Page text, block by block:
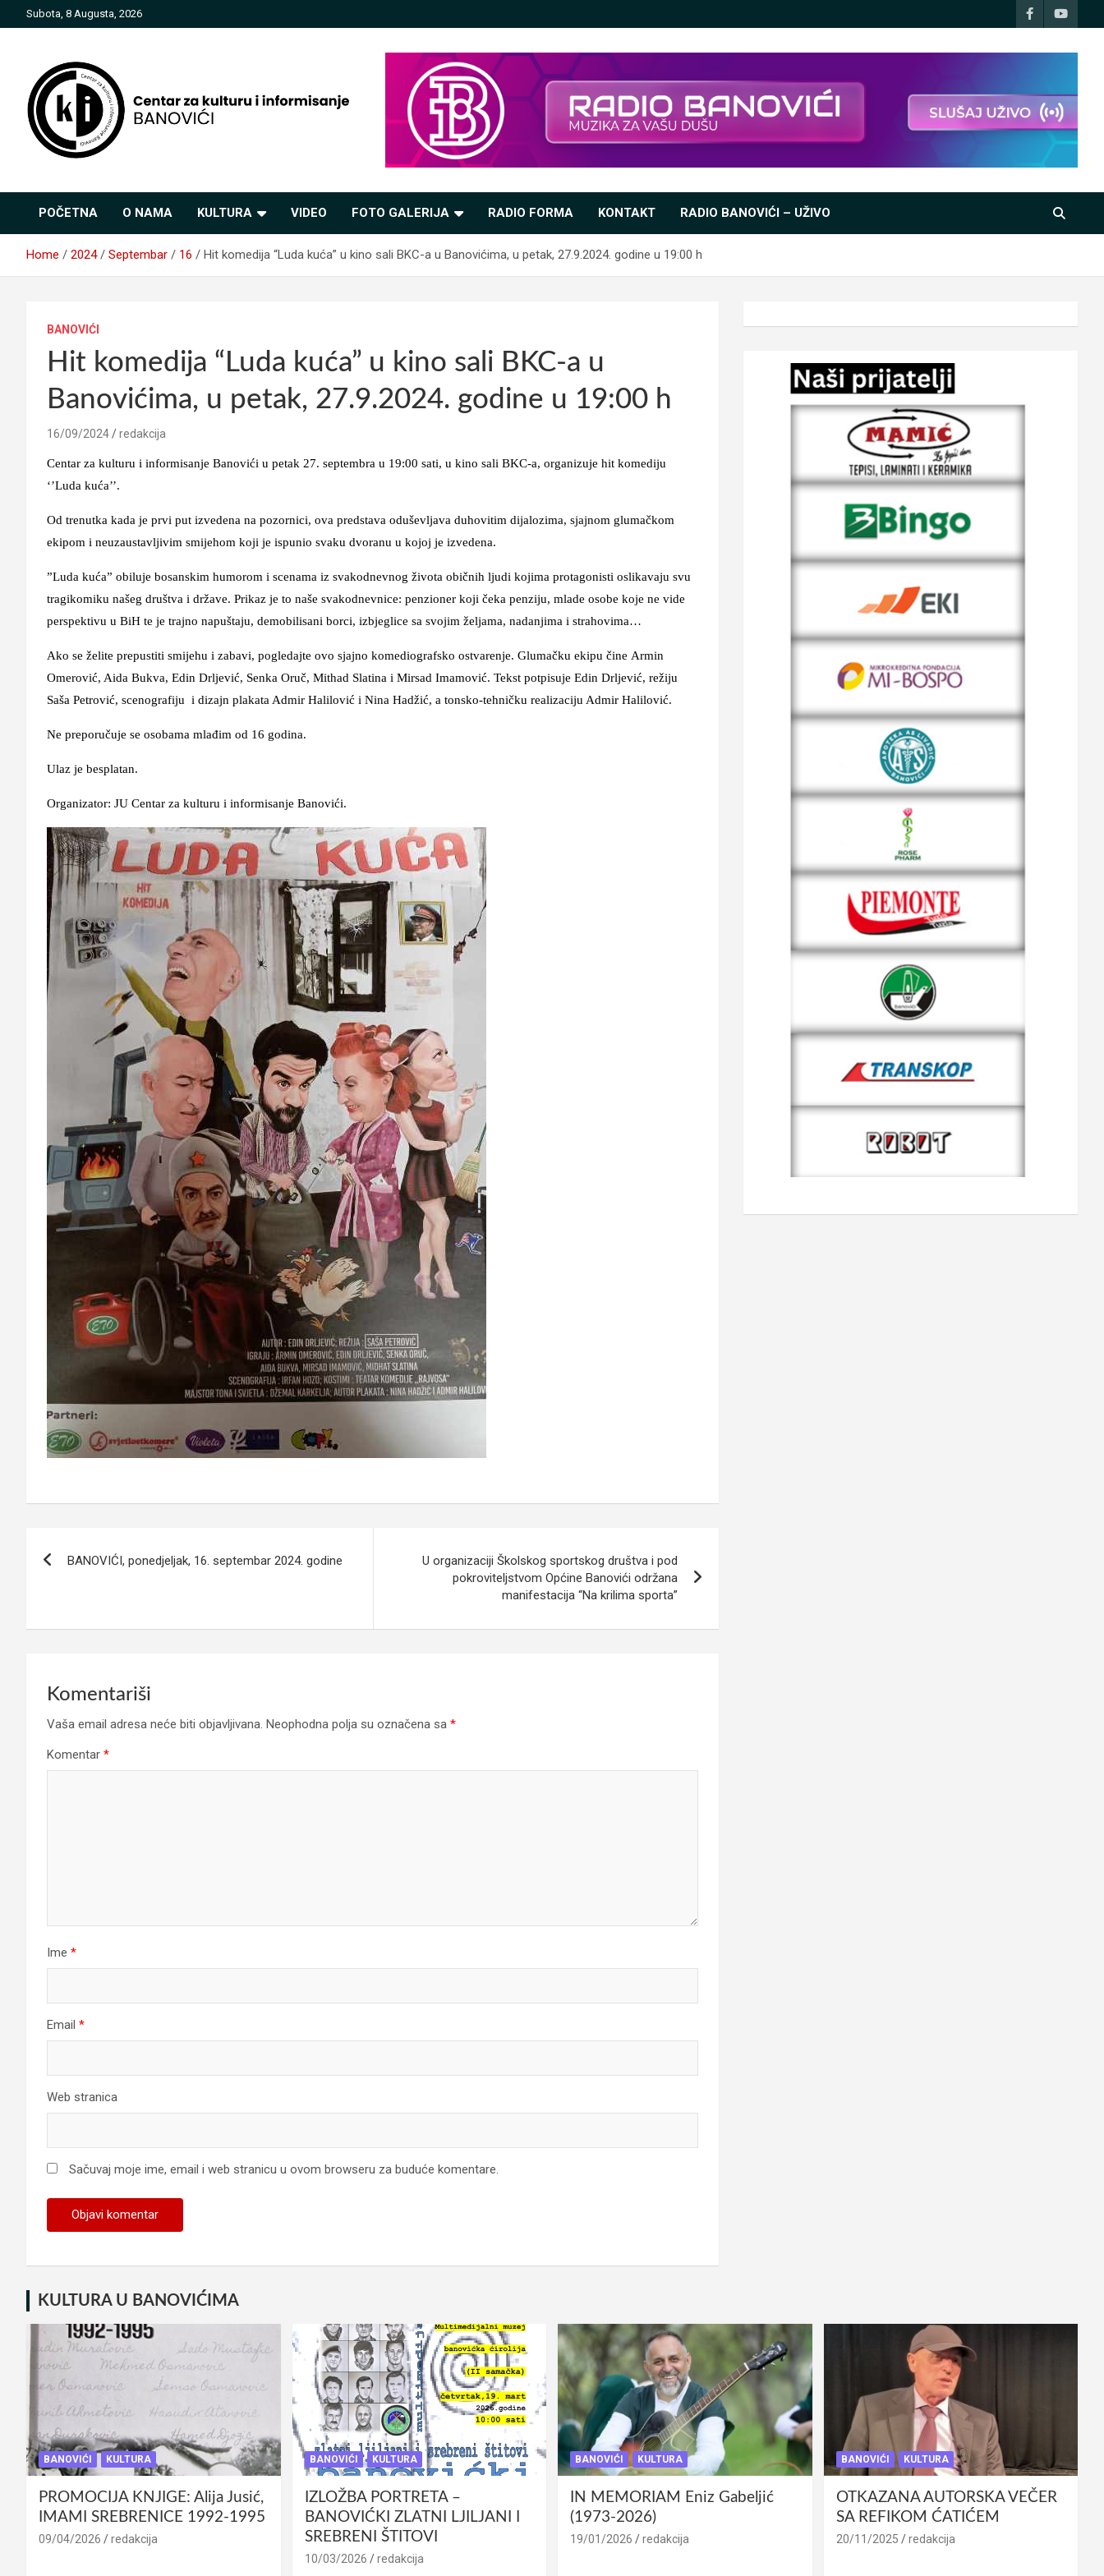
to
Subota, 8 Augusta, 2026
informisanje Banovići
POČETNA O NAMA KULTURA VIDEO FOTO GALERIJA RADIO FORMA KONTAKT RADIO BANOVIĆI – UŽIVO
Home 2024 Septembar 16 Hit komedija “Luda kuća” u kino sali BKC-a u Banovićima, u petak, 27.9.2024. godine u 19:00 h
BANOVIĆI
Hit komedija “Luda kuća” u kino sali BKC-a u
Banovićima, u petak, 27.9.2024. godine u 19:00 h
16/09/2024 redakcija
Centar za kulturu i informisanje Banovići u petak 27. septembra u 19:00 sati, u kino sali BKC-a, organizuje hit komediju
‘’Luda kuća’’.
Od trenutka kada je prvi put izvedena na pozornici, ova predstava oduševljava duhovitim dijalozima, sjajnom glumačkom
ekipom i neuzaustavljivim smijehom koji je ispunio svaku dvoranu u kojoj je izvedena.
”Luda kuća” obiluje bosanskim humorom i scenama iz svakodnevnog života običnih ljudi kojima protagonisti oslikavaju svu
tragikomiku našeg društva i države. Prikaz je to naše svakodnevnice: penzioner koji čeka penziju, mlade osobe koje ne vide
perspektivu u BiH te je trajno napuštaju, demobilisani borci, izbjeglice sa svojim željama, nadanjima i strahovima…
Ako se želite prepustiti smijehu i zabavi, pogledajte ovo sjajno komediografsko ostvarenje. Glumačku ekipu čine Armin
Omerović, Aida Bukva, Edin Drljević, Senka Oruč, Mithad Slatina i Mirsad Imamović. Tekst potpisuje Edin Drljević, režiju
Saša Petrović, scenografiju i dizajn plakata Admir Halilović i Nina Hadžić, a tonsko-tehničku realizaciju Admir Halilović.
Ne preporučuje se osobama mlađim od 16 godina.
Ulaz je besplatan.
Organizator: JU Centar za kulturu i informisanje Banovići.
BANOVIĆI, ponedjeljak, 16. septembar 2024. godine
U organizaciji Školskog sportskog društva i pod
pokroviteljstvom Općine Banovići održana
manifestacija “Na krilima sporta”
Komentariši
Vaša email adresa neće biti objavljivana. Neophodna polja su označena sa *
Komentar *
Ime *
Email *
Web stranica
Sačuvaj moje ime, email i web stranicu u ovom browseru za buduće komentare.
KULTURA U BANOVIĆIMA
BANOVIĆI KULTURA
PROMOCIJA KNJIGE: Alija Jusić,
IMAMI SREBRENICE 1992-1995
09/04/2026 redakcija
BANOVIĆI KULTURA
IZLOŽBA PORTRETA –
BANOVIĆKI ZLATNI LJILJANI I
SREBRENI ŠTITOVI
10/03/2026 redakcija
BANOVIĆI KULTURA
IN MEMORIAM Eniz Gabeljić
(1973-2026)
19/01/2026 redakcija
BANOVIĆI KULTURA
OTKAZANA AUTORSKA VEČER
SA REFIKOM ĆATIĆEM
20/11/2025 redakcija